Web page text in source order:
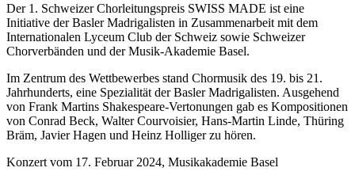
Der 1. Schweizer Chorleitungspreis SWISS MADE ist eine
Initiative der Basler Madrigalisten in Zusammenarbeit mit dem
Internationalen Lyceum Club der Schweiz sowie Schweizer
Chorverbänden und der Musik-Akademie Basel.
Im Zentrum des Wettbewerbes stand Chormusik des 19. bis 21.
Jahrhunderts, eine Spezialität der Basler Madrigalisten. Ausgehend
von Frank Martins Shakespeare-Vertonungen gab es Kompositionen
von Conrad Beck, Walter Courvoisier, Hans-Martin Linde, Thüring
Bräm, Javier Hagen und Heinz Holliger zu hören.
Konzert vom 17. Februar 2024, Musikakademie Basel